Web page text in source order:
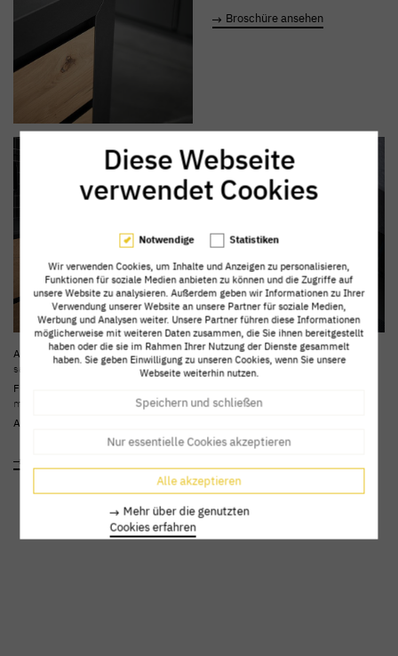
Broschüre ansehen
Arbeitsplatte:Topline/Keramik Black
satin 018, Riverwashed
Fronten:
matt
Armaturen:
Elektrogeräte:V-Zug
Besonderheit:
Diese Webseite
verwendet Cookies
Notwendige Statistiken
Wir verwenden Cookies, um Inhalte und Anzeigen zu personalisieren,
Funktionen für soziale Medien anbieten zu können und die Zugriffe auf
unsere Website zu analysieren. Außerdem geben wir Informationen zu Ihrer
Verwendung unserer Website an unsere Partner für soziale Medien,
Werbung und Analysen weiter. Unsere Partner führen diese Informationen
möglicherweise mit weiteren Daten zusammen, die Sie ihnen bereitgestellt
haben oder die sie im Rahmen Ihrer Nutzung der Dienste gesammelt
haben. Sie geben Einwilligung zu unseren Cookies, wenn Sie unsere
Webseite weiterhin nutzen.
Speichern und schließen
Nur essentielle Cookies akzeptieren
Alle akzeptieren
Mehr über die genutzten
Cookies erfahren